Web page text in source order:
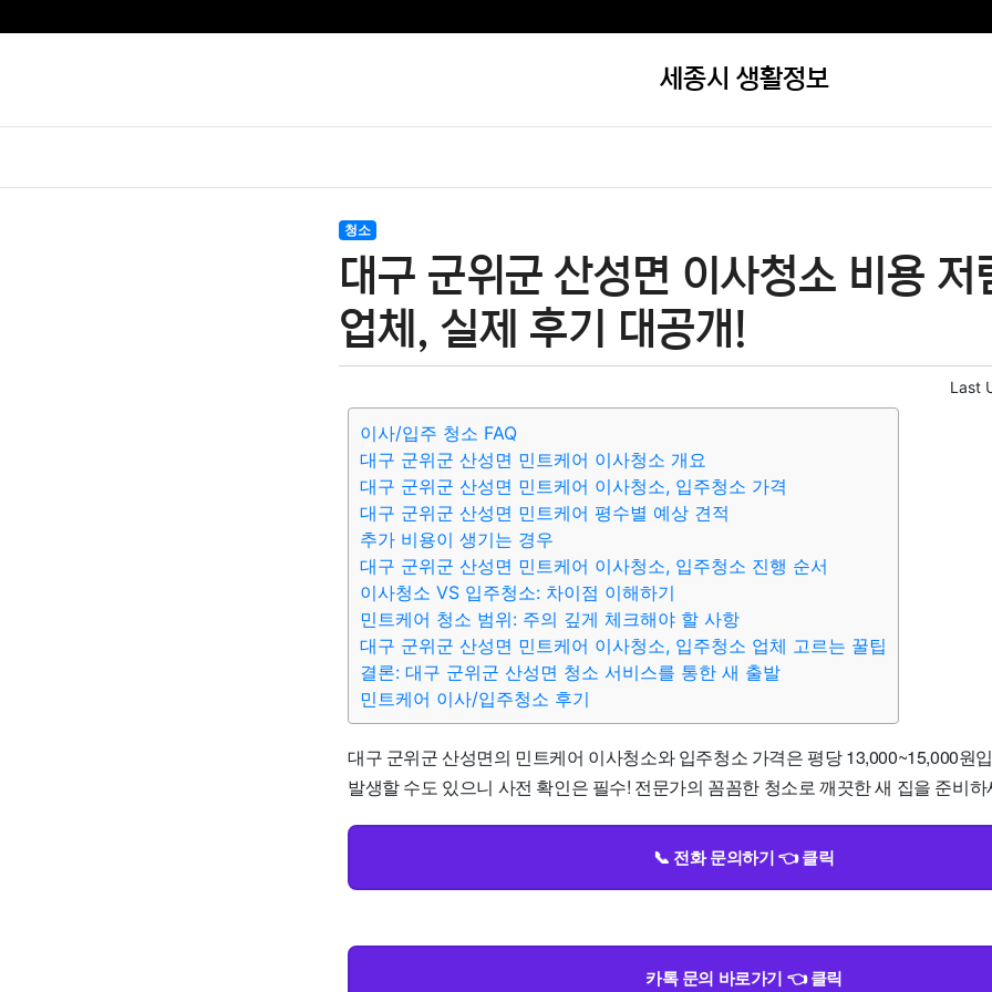
세종시 생활정보
청소
대구 군위군 산성면 이사청소 비용 저
업체, 실제 후기 대공개!
Last
이사/입주 청소 FAQ
대구 군위군 산성면 민트케어 이사청소 개요
대구 군위군 산성면 민트케어 이사청소, 입주청소 가격
대구 군위군 산성면 민트케어 평수별 예상 견적
추가 비용이 생기는 경우
대구 군위군 산성면 민트케어 이사청소, 입주청소 진행 순서
이사청소 VS 입주청소: 차이점 이해하기
민트케어 청소 범위: 주의 깊게 체크해야 할 사항
대구 군위군 산성면 민트케어 이사청소, 입주청소 업체 고르는 꿀팁
결론: 대구 군위군 산성면 청소 서비스를 통한 새 출발
민트케어 이사/입주청소 후기
대구 군위군 산성면의 민트케어 이사청소와 입주청소 가격은 평당 13,000~15,000원
발생할 수도 있으니 사전 확인은 필수! 전문가의 꼼꼼한 청소로 깨끗한 새 집을 준비하
📞 전화 문의하기 👈 클릭
카톡 문의 바로가기 👈 클릭